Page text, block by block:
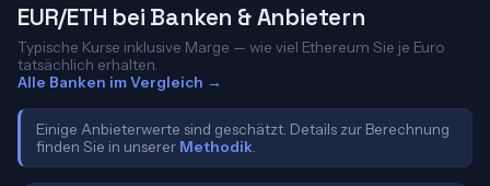
EUR/ETH bei Banken & Anbietern
Typische Kurse inklusive Marge — wie viel Ethereum Sie je Euro
tatsächlich erhalten.
Alle Banken im Vergleich →
Einige Anbieterwerte sind geschätzt. Details zur Berechnung
finden Sie in unserer Methodik